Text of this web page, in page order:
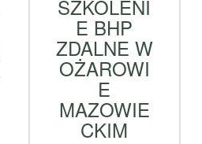
SZKOLENI
E BHP
ZDALNE W
OŻAROWI
E
MAZOWIE
CKIM